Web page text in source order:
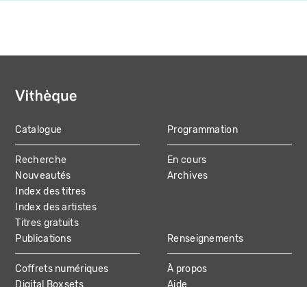
MAIN
NAVIGATION
Catalogue
Recherche
Nouveautés
Index des titres
Index des artistes
Titres gratuits
Programmation
En cours
Archives
Publications
Coffrets numériques
Renseignements
À propos